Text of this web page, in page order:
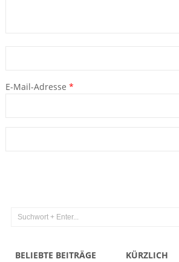
E-Mail-Adresse *
BELIEBTE BEITRÄGE KÜRZLICH